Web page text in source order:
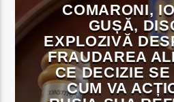
COMARONI,
GUȘĂ,
EXPLOZIVĂ
FRAUDAREA
CE DECIZIE
CUM VA